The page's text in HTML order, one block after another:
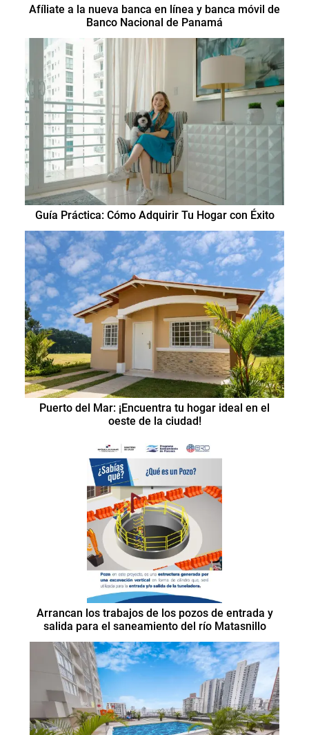
Afíliate a la nueva banca en línea y banca móvil de
Banco Nacional de Panamá
Guía Práctica: Cómo Adquirir Tu Hogar con Éxito
Puerto del Mar: ¡Encuentra tu hogar ideal en el
oeste de la ciudad!
Arrancan los trabajos de los pozos de entrada y
salida para el saneamiento del río Matasnillo